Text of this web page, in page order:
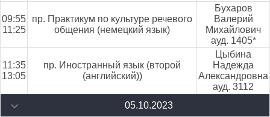
09:55
11:25
пр. Практикум по культуре речевого
общения (немецкий язык)
Бухаров
Валерий
Михайлович
ауд. 1405*
11:35
13:05
пр. Иностранный язык (второй
(английский))
Цыбина
Надежда
Александровна
ауд. 3112
05.10.2023